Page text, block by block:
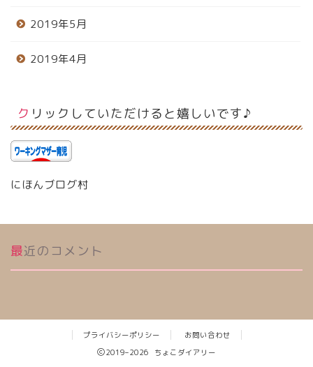
2019年5月
2019年4月
クリックしていただけると嬉しいです♪
にほんブログ村
最近のコメント
プライバシーポリシー
お問い合わせ
2019–2026 ちょこダイアリー